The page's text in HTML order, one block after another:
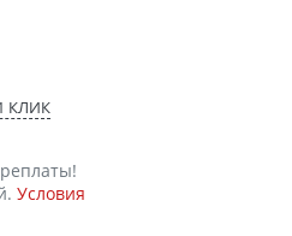
КЛИК
Условия